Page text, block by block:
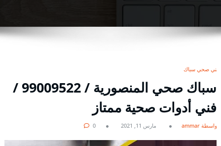
فني صحي سباك
سباك صحي المنصورية / 99009522 /
فني أدوات صحية ممتاز
بواسطة ammar مارس 11, 2021 0